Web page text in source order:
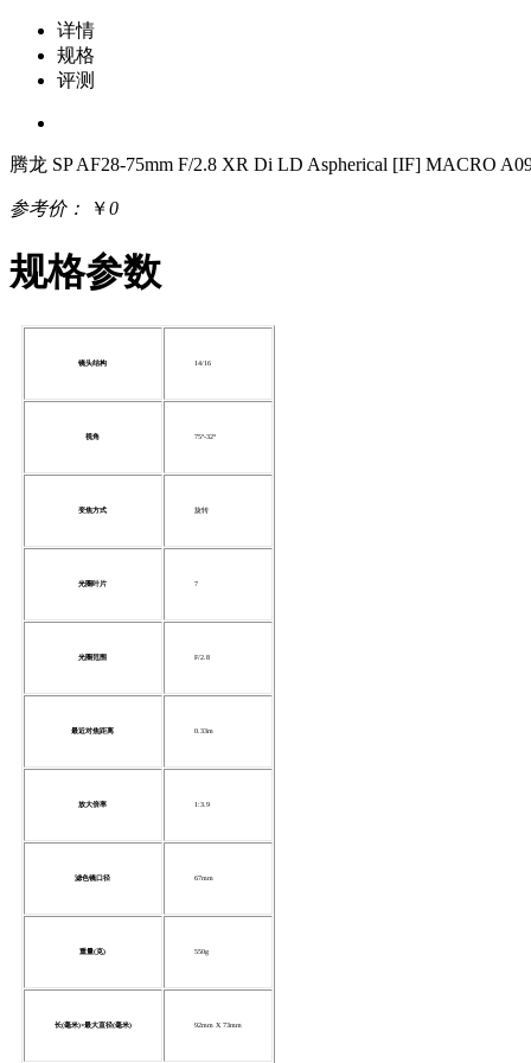
详情
规格
评测
腾龙 SP AF28-75mm F/2.8 XR Di LD Aspherical [IF] MACRO
参考价： ￥0
规格参数
镜头结构 14/16
视角 75°-32°
变焦方式 旋转
光圈叶片 7
光圈范围 F/2.8
最近对焦距离 0.33m
放大倍率 1:3.9
滤色镜口径 67mm
重量(克) 550g
长(毫米)×最大直径(毫米) 92mm X 73mm